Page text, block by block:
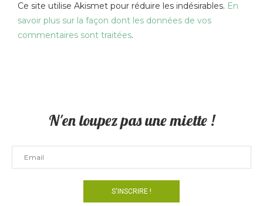
Ce site utilise Akismet pour réduire les indésirables. En
savoir plus sur la façon dont les données de vos
commentaires sont traitées.
N'en loupez pas une miette !